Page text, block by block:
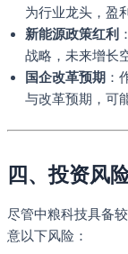
为行业龙头，盈
新能源政策红利
战略，未来增长
国企改革预期 ：
与改革预期，可
四、投资风
尽管中粮科技具备
意以下风险：